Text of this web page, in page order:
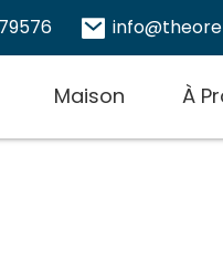
Maison À